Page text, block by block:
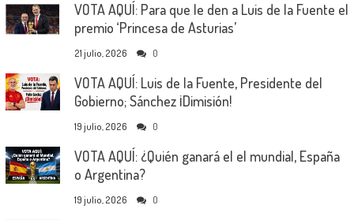
VOTA AQUÍ: Para que le den a Luis de la Fuente el
premio ‘Princesa de Asturias’
21 julio, 2026 0
VOTA AQUÍ: Luis de la Fuente, Presidente del
Gobierno; Sánchez ¡Dimisión!
19 julio, 2026 0
VOTA AQUÍ: ¿Quién ganará el el mundial, España
o Argentina?
19 julio, 2026 0